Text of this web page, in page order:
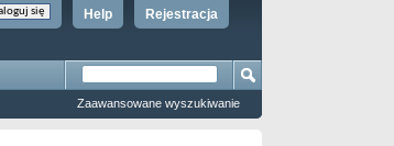
Rejestracja
Help
Zaawansowane wyszukiwanie